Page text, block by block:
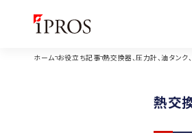
ホーム お役立ち記事 熱交換器、圧力計、油タン
熱交